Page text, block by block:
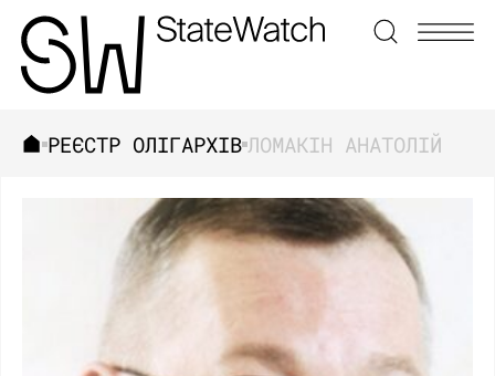
ЗНАЙТИ
РЕЄСТР ОЛІГАРХІВЛОМАКІН АНАТОЛІЙ